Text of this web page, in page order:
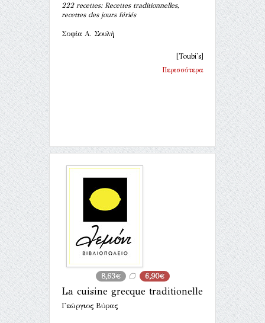
222 recettes: Recettes traditionnelles,
recettes des jours fériés
Σοφία Α. Σουλή
[Toubi's]
Περισσότερα
8,63€ 6,90€
La cuisine grecque traditionelle
Γεώργιος Βύρας